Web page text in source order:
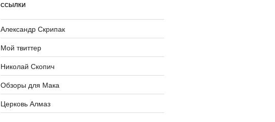
ССЫЛКИ
Александр Скрипак
Мой твиттер
Николай Скопич
Обзоры для Мака
Церковь Алмаз